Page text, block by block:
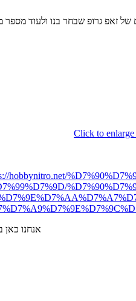
של זאפ גרופ שבחר בנו ולעוד מספר
hobbynitro.net/
אנחנו